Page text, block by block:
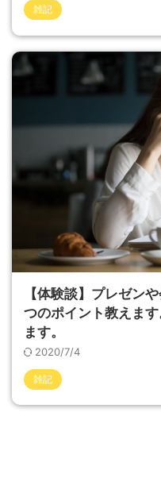
雑記
【体験談】プレゼン
つのポイント教えま
ます。
2020/7/4
雑記